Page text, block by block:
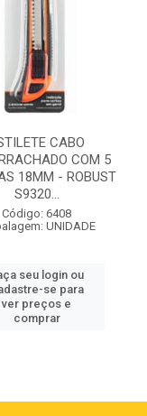
CABO
COM 5
18MM - ROBUST
S9320...
Código: 6408
UNIDADE
seu login ou
se para
ver preços e
comprar